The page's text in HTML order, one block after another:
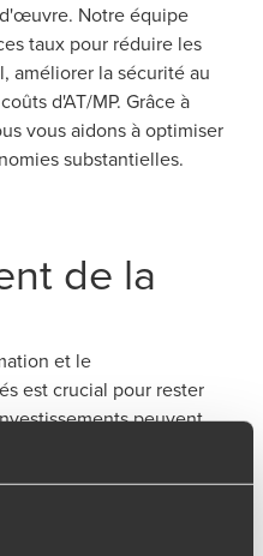
Notre équipe
taux pour réduire les
améliorer la sécurité au
d'AT/MP. Grâce à
vous aidons à optimiser
substantielles.
de la
et le
est crucial pour rester
peuvent
Nos conseillers RH
en concevant des